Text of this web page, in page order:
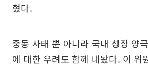
혔다.
중동 사태 뿐 아니라 국내 성장 양
에 대한 우려도 함께 내놨다. 이 위